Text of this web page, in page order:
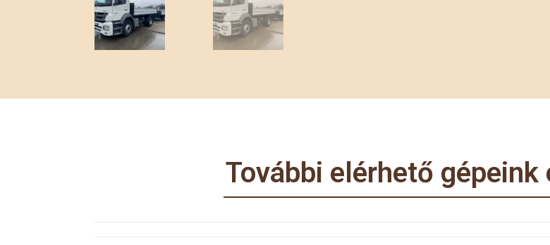
További elérhető gépeink